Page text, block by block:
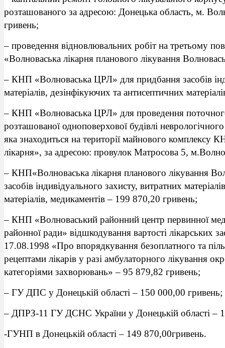
розташованого за адресою: Донецька область, м.
гривень;
– проведення відновлювальних робіт на третьому
«Волноваська лікарня планового лікування
– КНП «Волноваська ЦРЛ» для придбання засобів
матеріалів, дезінфікуючих та антисептичних
– КНП «Волноваська ЦРЛ» для проведення
розташованої одноповерхової будівлі
яка знаходиться на території майнового комплексу
лікарня», за адресою: провулок Матросова 5,
– КНП«Волноваська лікарня планового лікування
засобів індивідуального захисту, витратних
матеріалів, медикаментів – 199 870,20 гривень;
– КНП «Волноваський районний центр первинної
районної ради» відшкодування вартості лікарських
17.08.1998 «Про впорядкування безоплатного та
рецептами лікарів у разі амбулаторного лікування
категоріями захворювань» – 95 879,82 гривень;
– ГУ ДПС у Донецькій області – 150 000,00 гривень;
– ДПРЗ-11 ГУ ДСНС України у Донецькій області –
-ГУНП в Донецькій області – 149 870,00гривень.